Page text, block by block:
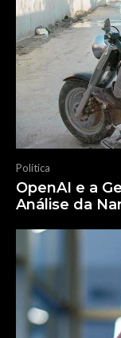
Política
OpenAI e a
Análise da